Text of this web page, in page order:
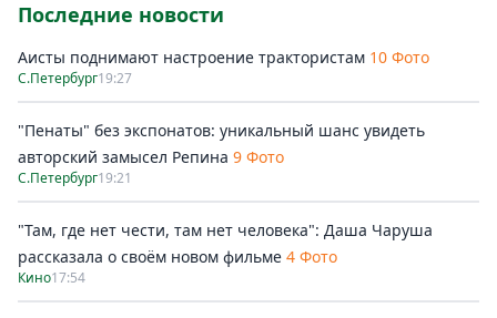
Последние новости
Аисты поднимают настроение трактористам 10 Фото
С.Петербург19:27
"Пенаты" без экспонатов: уникальный шанс увидеть
авторский замысел Репина 9 Фото
С.Петербург19:21
"Там, где нет чести, там нет человека": Даша Чаруша
рассказала о своём новом фильме 4 Фото
Кино17:54